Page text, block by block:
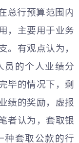
总行预算范围内
，主要用于业务
。有观点认为，
员的个人业绩分
毕的情况下，剩
绩的奖励，虚报
者认为，套取银
种套取公款的行